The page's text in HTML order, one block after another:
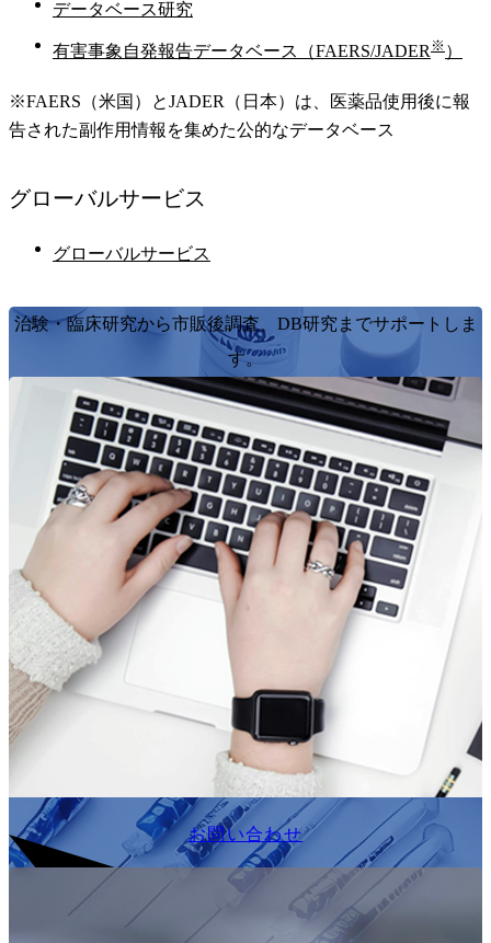
データベース研究
有害事象自発報告データベース（FAERS/JADER※ ）
※FAERS（米国）とJADER（日本）は、医薬品使用後に報
告された副作用情報を集めた公的なデータベース
グローバルサービス
グローバルサービス
治験・臨床研究から市販後調査、DB研究までサポートしま
す。
お問い合わせ